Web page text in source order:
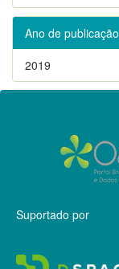
Ano de publicação
2019
Suportado por